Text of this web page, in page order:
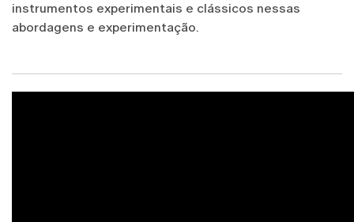
instrumentos experimentais e clássicos nessas
abordagens e experimentação.